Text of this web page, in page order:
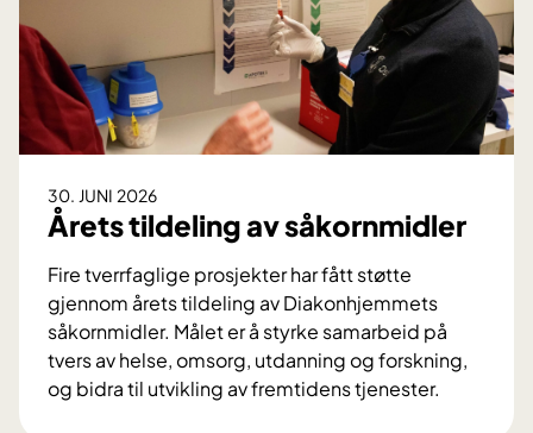
v
e
t
?
v
e
r
k
t
y
b
e
s
t
o
f
30. JUNI 2026
Årets tildeling av såkornmidler
Fire tverrfaglige prosjekter har fått støtte
gjennom årets tildeling av Diakonhjemmets
såkornmidler. Målet er å styrke samarbeid på
tvers av helse, omsorg, utdanning og forskning,
og bidra til utvikling av fremtidens tjenester.